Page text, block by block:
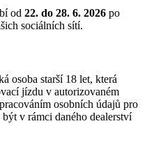
od 22. do 28. 6. 2026 po
sociálních sítí.
osoba starší 18 let, která
jízdu v autorizovaném
osobních údajů pro
v rámci daného dealerství